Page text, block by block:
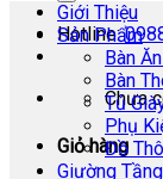
Hotline:
Chưa
Giỏ hàng
Giới Thiệu
Sản Phẩm
Bàn
Bàn
Tủ
Phụ
Đồ
Giường